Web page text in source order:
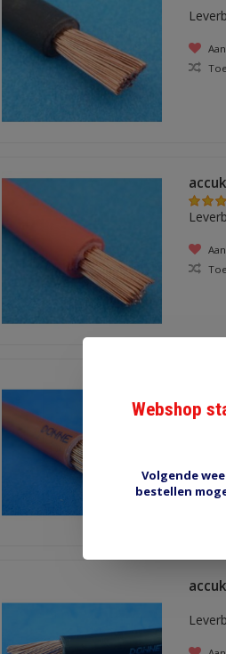
Webshop
Volgende
bestellen